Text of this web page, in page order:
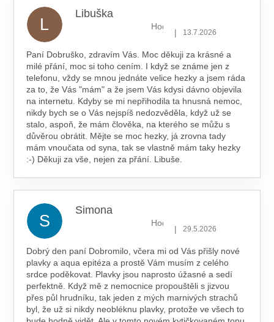
L
Libuška
Hodnocení obchodu je 5 z 5
| 13.7.2026
Paní Dobruško, zdravím Vás. Moc děkuji za krásné a
milé přání, moc si toho cením. I když se známe jen z
telefonu, vždy se mnou jednáte velice hezky a jsem ráda
za to, že Vás "mám" a že jsem Vás kdysi dávno objevila
na internetu. Kdyby se mi nepřihodila ta hnusná nemoc,
nikdy bych se o Vás nejspíš nedozvěděla, když už se
stalo, aspoň, že mám člověka, na kterého se můžu s
důvěrou obrátit. Mějte se moc hezky, já zrovna tady
mám vnoučata od syna, tak se vlastně mám taky hezky
:-) Děkuji za vše, nejen za přání. Libuše.
S
Simona
Hodnocení obchodu je 5 z 5
| 29.5.2026
Dobrý den paní Dobromilo, včera mi od Vás přišly nové
plavky a aqua epitéza a prostě Vám musím z celého
srdce poděkovat. Plavky jsou naprosto úžasné a sedí
perfektně. Když mě z nemocnice propouštěli s jizvou
přes půl hrudníku, tak jeden z mých marnivých strachů
byl, že už si nikdy neobléknu plavky, protože ve všech to